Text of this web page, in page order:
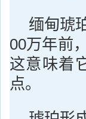
缅甸琥
00万年前
这意味着
点。